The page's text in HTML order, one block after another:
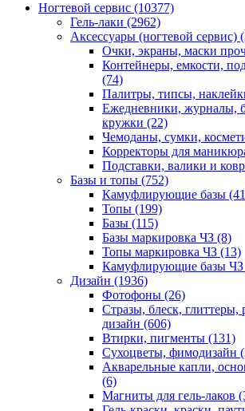
Ногтевой сервис (10377)
Гель-лаки (2962)
Аксессуары (ногтевой сервис)
Очки, экраны, маски
Контейнеры, емкости,
(74)
Палитры, типсы,
Ежедневники, журналы,
кружки (22)
Чемоданы, сумки,
Корректоры для
Подставки, валики и
Базы и топы (752)
Камуфлирующие базы
Топы (199)
Базы (115)
Базы маркировка ЧЗ (8)
Топы маркировка ЧЗ (13)
Камуфлирующие базы ЧЗ
Дизайн (1936)
Фотофоны (26)
Стразы, блеск,
дизайн (606)
Втирки, пигменты (131)
Сухоцветы, фимодизайн
Акварельные капли,
(6)
Магниты для гель-лаков